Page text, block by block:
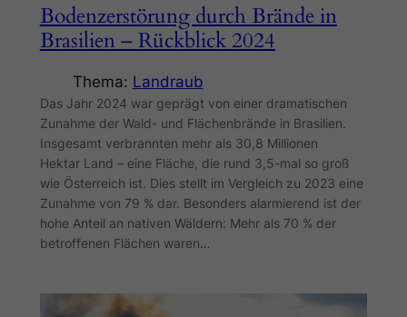
Bodenzerstörung durch Brände in
Brasilien – Rückblick 2024
Thema: Landraub
Das Jahr 2024 war geprägt von einer dramatischen
Zunahme der Wald- und Flächenbrände in Brasilien.
Insgesamt verbrannten mehr als 30,8 Millionen
Hektar Land – eine Fläche, die rund 3,5-mal so groß
wie Österreich ist. Dies stellt im Vergleich zu 2023 eine
Zunahme von 79 % dar. Besonders alarmierend ist der
hohe Anteil an nativen Wäldern: Mehr als 70 % der
betroffenen Flächen waren…